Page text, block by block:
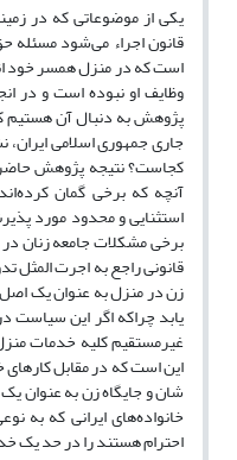
یکی از موضوعاتی که در
قانون اجراء می‌شود مسئله
است که در منزل همسر خود
وظایف او نبوده است و در
پژوهش به دنبال آن هستیم
جاری جمهوری اسلامی
کجاست؟ نتیجه پژوهش
آنچه که برخی گمان
استثنایی و محدود مورد
برخی مشکلات جامعه زنان
قانونی راجع به اجرت المثل
زن در منزل به عنوان یک
یابد چراکه اگر این سیاست
غیرمستقیم کلیه خدمات
این است که در مقابل
شان و جایگاه زن به عنوان
خانواده‌های ایرانی که به
احترام هستند را در حد یک